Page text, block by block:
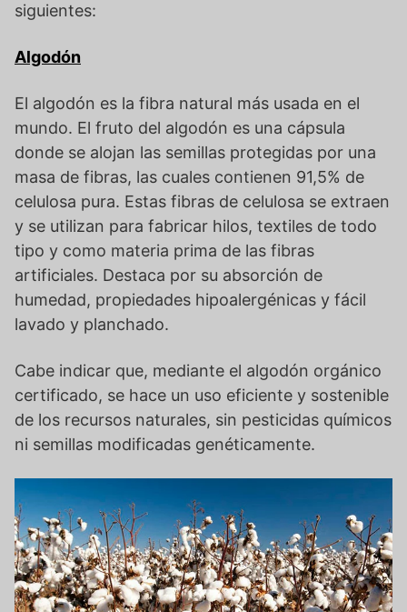
siguientes:
Algodón
El algodón es la fibra natural más usada en el
mundo. El fruto del algodón es una cápsula
donde se alojan las semillas protegidas por una
masa de fibras, las cuales contienen 91,5% de
celulosa pura. Estas fibras de celulosa se extraen
y se utilizan para fabricar hilos, textiles de todo
tipo y como materia prima de las fibras
artificiales. Destaca por su absorción de
humedad, propiedades hipoalergénicas y fácil
lavado y planchado.
Cabe indicar que, mediante el algodón orgánico
certificado, se hace un uso eficiente y sostenible
de los recursos naturales, sin pesticidas químicos
ni semillas modificadas genéticamente.